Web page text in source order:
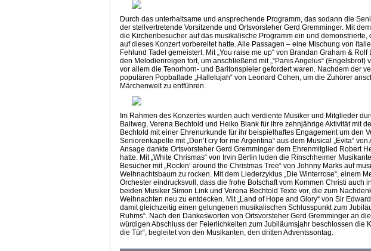
Durch das unterhaltsame und ansprechende Programm, das sodann die
der stellvertretende Vorsitzende und Ortsvorsteher Gerd Gremminger. Mit
die Kirchenbesucher auf das musikalische Programm ein und
auf dieses Konzert vorbereitet hatte. Alle Passagen – eine Mischung von
Fehlund Tadel gemeistert. Mit „You raise me up“ von Brandan Graham &
den Melodienreigen fort, um anschließend mit „“Panis Angelus“
vor allem die Tenorhorn- und Baritonspieler gefordert waren. Nachdem der
populären Popballade „Hallelujah“ von Leonard Cohen, um die Zuhörer
Märchenwelt zu entführen.
Im Rahmen des Konzertes wurden auch verdiente Musiker und Mitglieder
Ballweg, Verena Bechtold und Heiko Blank für ihre zehnjährige Aktivität mit
Bechtold mit einer Ehrenurkunde für ihr beispielhaftes Engagement um den
Seniorenkapelle mit „Don’t cry for me Argentina“ aus dem Musical „Evita“
Ansage dankte Ortsvorsteher Gerd Gremminger dem Ehrenmitglied Robert
hatte. Mit „White Chrismas“ von Irvin Berlin luden die Rinschheimer
Besucher mit „Rockin‘ around the Christmas Tree“ von Johnny Marks auf
Weihnachtsbaum zu rocken. Mit dem Liederzyklus „Die Winterrose“, einem
Orchester eindrucksvoll, dass die frohe Botschaft vom Kommen Christi auch
beiden Musiker Simon Link und Verena Bechtold Texte vor, die zum
Weihnachten neu zu entdecken. Mit „Land of Hope and Glory“ von Sir
damit gleichzeitig einen gelungenen musikalischen Schlusspunkt zum
Ruhms“. Nach den Dankesworten von Ortsvorsteher Gerd Gremminger an
würdigen Abschluss der Feierlichkeiten zum Jubiläumsjahr beschlossen die
die Tür“, begleitet von den Musikanten, den dritten Adventssontag.